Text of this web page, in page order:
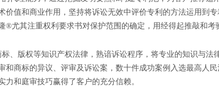
价值和商业作用，坚持将诉讼无效中评价专利的方法运用到
®尤其注重权利要求书对保护范围的确定，用经得起推敲和考
、版权等知识产权法律，熟谙诉讼程序，将专业的知识与法
和商标的异议、评审及诉讼案，数十件成功案例入选最高人
力和庭审技巧赢得了客户的充分信赖。